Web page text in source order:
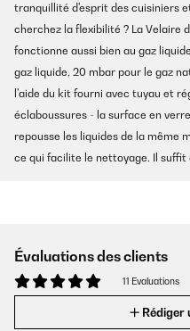
tranquillité d'esprit des cuisiniers
cherchez la flexibilité ? La Velaire
fonctionne aussi bien au gaz
gaz liquide, 20 mbar pour le gaz
l'aide du kit fourni avec tuyau et
éclaboussures - la surface en
repousse les liquides de la même
ce qui facilite le nettoyage. Il
Évaluations des clients
11 Evaluations
Rédiger